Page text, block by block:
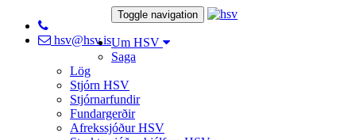
hsv@hsv.is
Toggle navigation
Um HSV
Saga
Lög
Stjórn HSV
Stjórnarfundir
Fundargerðir
Afrekssjóður HSV